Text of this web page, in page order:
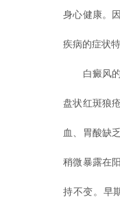
身心健康。
疾病的症状
白癜风的
盘状红斑狼
血、胃酸缺
稍微暴露在
持不变。早